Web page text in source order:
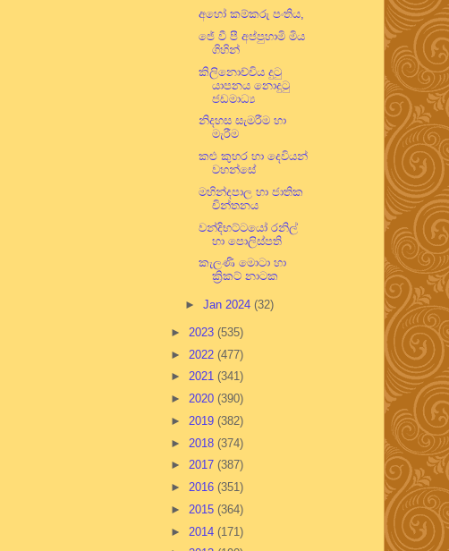
අහෝ කම්කරු පංතිය,
ජේ වී පී අප්පුහාමි මිය
ගිහින්
කිලිනොච්චිය දුටු
යාපනය නොදුටු
ජඩමාධ්‍ය
නිදහස සැමරීම හා
මැරීම
කළු කුහර හා දෙවියන්
වහන්සේ
මහින්දපාල හා ජාතික
චින්තනය
වන්දිභට්ටයෝ රනිල්
හා පොලිස්පති
කැලණි මොටා හා
ක්‍රිකට් නාටක
► Jan 2024 (32)
► 2023 (535)
► 2022 (477)
► 2021 (341)
► 2020 (390)
► 2019 (382)
► 2018 (374)
► 2017 (387)
► 2016 (351)
► 2015 (364)
► 2014 (171)